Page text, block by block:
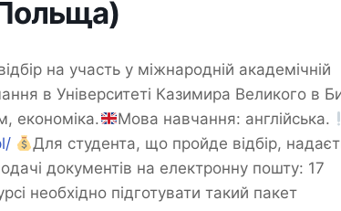
на участь у міжнародній академічній
в Університеті Казимира Великого в
економіка. Мова навчання: англійська.
Для студента, що пройде відбір,
документів на електронну пошту: 17
необхідно підготувати такий пакет